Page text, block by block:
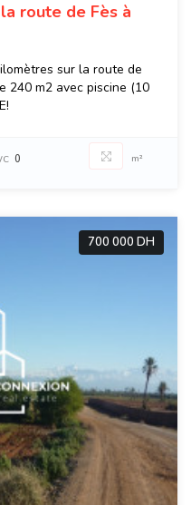
route de Fès à
sur la route de
240 m2 avec piscine (10
0 m²
700 000 DH